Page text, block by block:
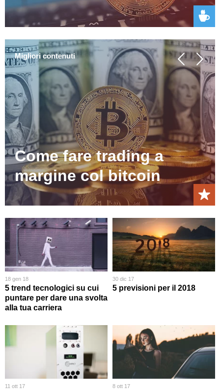
Migliori contenuti
Come fare trading a
margine col bitcoin
18 gen 18
5 trend tecnologici su cui
puntare per dare una svolta
alla tua carriera
30 dic 17
5 previsioni per il 2018
11 ott 17 8 ott 17